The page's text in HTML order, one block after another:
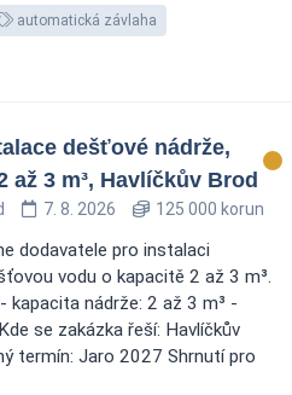
automatická závlaha
dešťové nádrže,
až 3 m³, Havlíčkův Brod
7. 8. 2026 125 000 korun
dodavatele pro instalaci
vodu o kapacitě 2 až 3 m³.
kapacita nádrže: 2 až 3 m³ -
se zakázka řeší: Havlíčkův
termín: Jaro 2027 Shrnutí pro